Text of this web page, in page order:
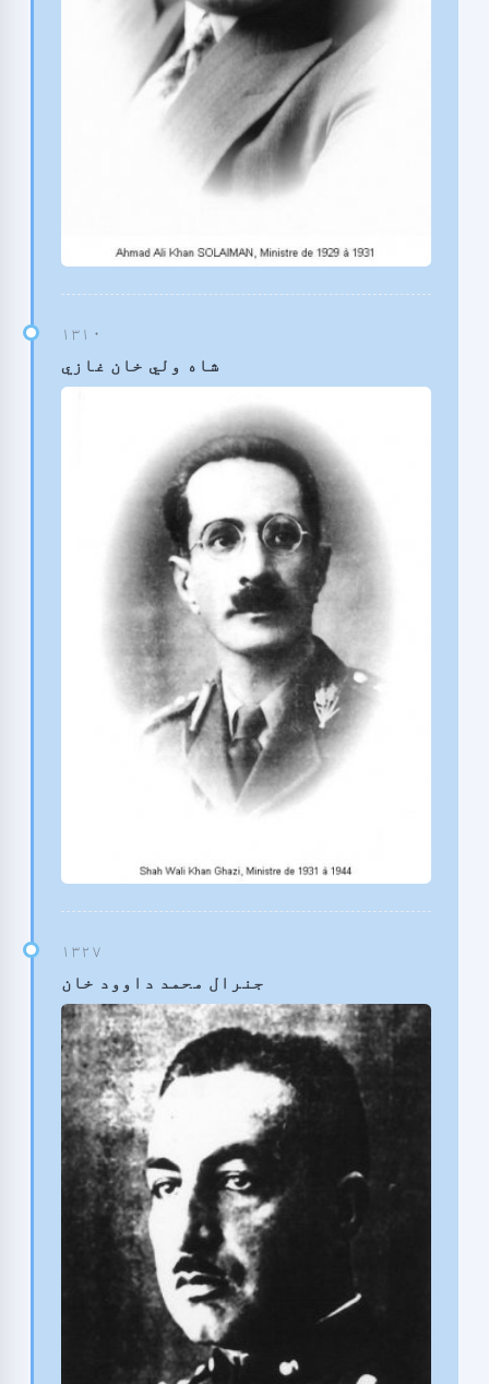
شاه ولي خان غازي
جنرال محمد داوود خان